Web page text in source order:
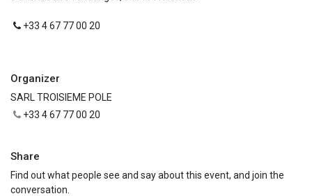
+33 4 67 77 00 20
Organizer
SARL TROISIEME POLE
+33 4 67 77 00 20
Share
Find out what people see and say about this event, and join the
conversation.